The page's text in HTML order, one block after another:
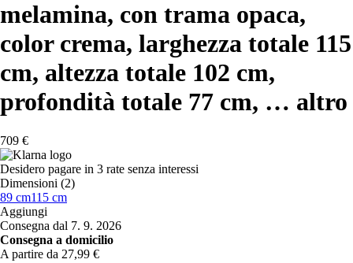
melamina, con trama opaca,
color crema, larghezza totale 115
cm, altezza totale 102 cm,
profondità totale 77 cm, … altro
709 €
Desidero pagare in 3 rate senza interessi
Dimensioni (2)
89 cm115 cm
Aggiungi
Consegna dal 7. 9. 2026
Consegna a domicilio
A partire da 27,99 €